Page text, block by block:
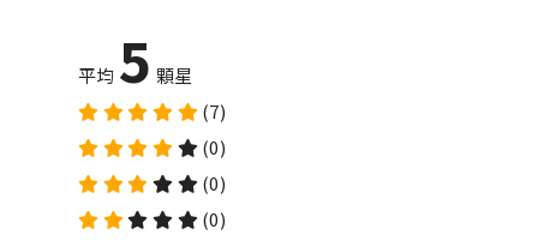
平均 5 顆星
(7)
(0)
(0)
(0)